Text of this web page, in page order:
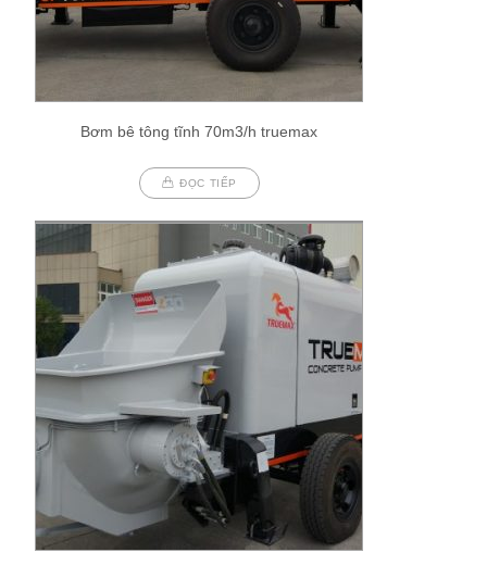
Bơm bê tông tĩnh 70m3/h truemax
ĐỌC TIẾP